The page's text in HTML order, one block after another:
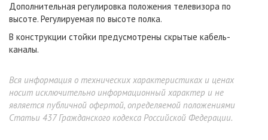
Дополнительная регулировка положения телевизора по
высоте. Регулируемая по высоте полка.
В конструкции стойки предусмотрены скрытые кабель-
каналы.
Вся информация о технических характеристиках и ценах
носит исключительно информационный характер и не
является публичной офертой, определяемой положениями
Статьи 437 Гражданского кодекса Российской Федерации.